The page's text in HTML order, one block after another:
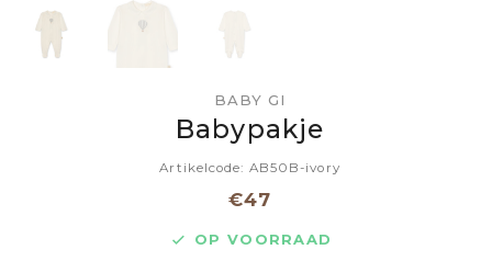
BABY GI
Babypakje
Artikelcode: AB50B-ivory
€47
OP VOORRAAD